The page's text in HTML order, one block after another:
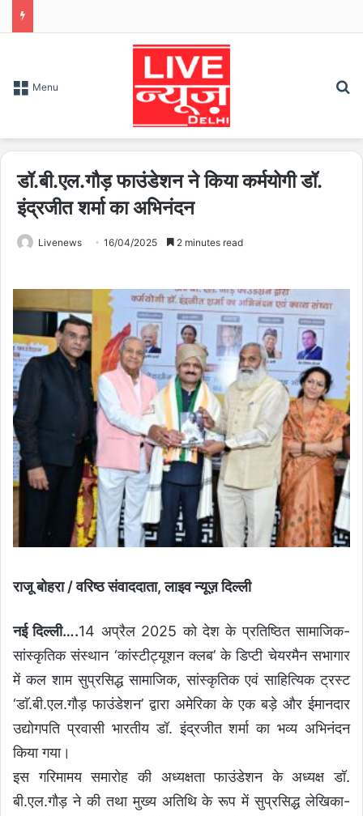
Menu
डॉ.बी.एल.गौड़ फाउंडेशन ने किया कर्मयोगी डॉ.
इंद्रजीत शर्मा का अभिनंदन
Livenews 16/04/2025 2 minutes read
राजू बोहरा / वरिष्ठ संवाददाता, लाइव न्यूज़ दिल्ली
नई दिल्ली….14 अप्रैल 2025 को देशके प्रतिष्ठित सामाजिक-
सांस्कृतिक संस्थान ‘कांस्टीट्यूशन क्लब’ के डिप्टी चेयरमैन सभागार
में कल शाम सुप्रसिद्ध सामाजिक, सांस्कृतिक एवं साहित्यिक ट्रस्ट
‘डाॅ.बी.एल.गौड़ फाउंडेशन’ द्वारा अमेरिका के एक बड़े और ईमानदार
उद्योगपति प्रवासी भारतीय डॉ. इंद्रजीत शर्मा का भव्य अभिनंदन
किया गया।
इस गरिमामय समारोह की अध्यक्षता फाउंडेशन के अध्यक्ष डॉ.
बी.एल.गौड़ ने की तथा मुख्य अतिथि के रूप में सुप्रसिद्ध लेखिका-